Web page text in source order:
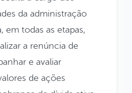
da administração
em todas as etapas,
a renúncia de
e avaliar
de ações